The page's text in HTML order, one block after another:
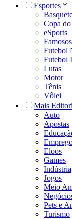
Esportes
Basquete
Copa
eSports
Futebol
Futebol
Lutas
Motor
Tênis
Vôlei
Mais
Auto
Apostas
Eloos
Games
Indústria
Jogos
Meio
Pets e
Turismo